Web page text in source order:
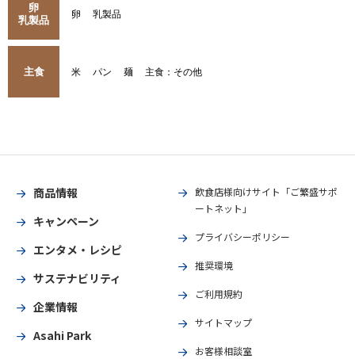
卵
乳製品
卵 乳製品
主食 米 パン 麺 主食：その他
商品情報
キャンペーン
エンタメ・レシピ
サステナビリティ
企業情報
Asahi Park
飲食店様向けサイト「ご繁盛サポ
ートネット」
プライバシーポリシー
推奨環境
ご利用規約
サイトマップ
お客様相談室